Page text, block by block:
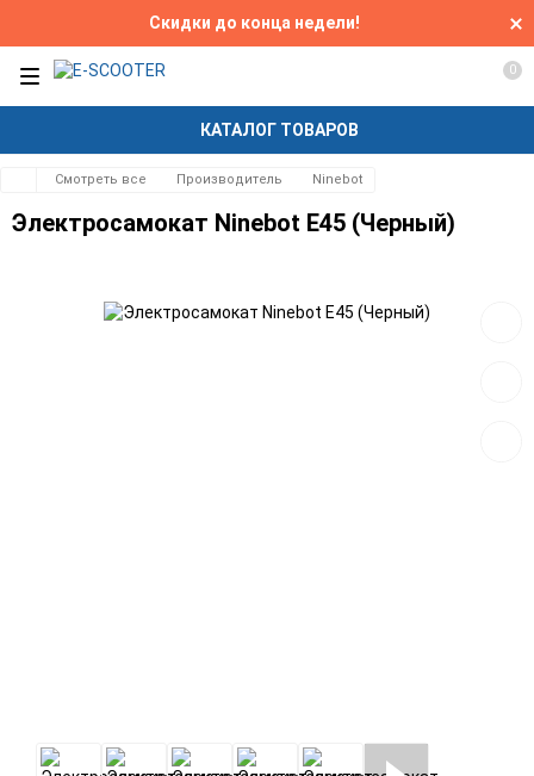
Скидки до конца недели!
КАТАЛОГ ТОВАРОВ
0
Смотреть все Производитель Ninebot
Электросамокат Ninebot E45 (Черный)